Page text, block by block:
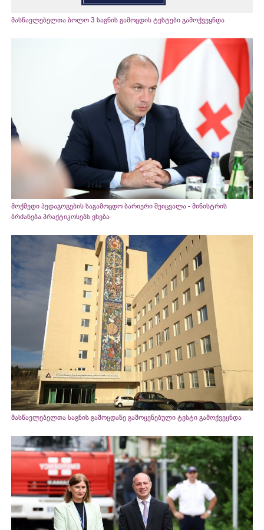
მასწავლებელთა ბოლო 3 საგნის გამოცდის ტესტები გამოქვეყნდა
მოქმედი პედაგოგების საგამოცდო ბარიერი შეიცვალა - მინისტრის
ბრძანება პრაქტიკოსებს ეხება
მასწავლებელთა საგნის გამოცდაზე გამოყენებული ტესტი გამოქვეყნდა